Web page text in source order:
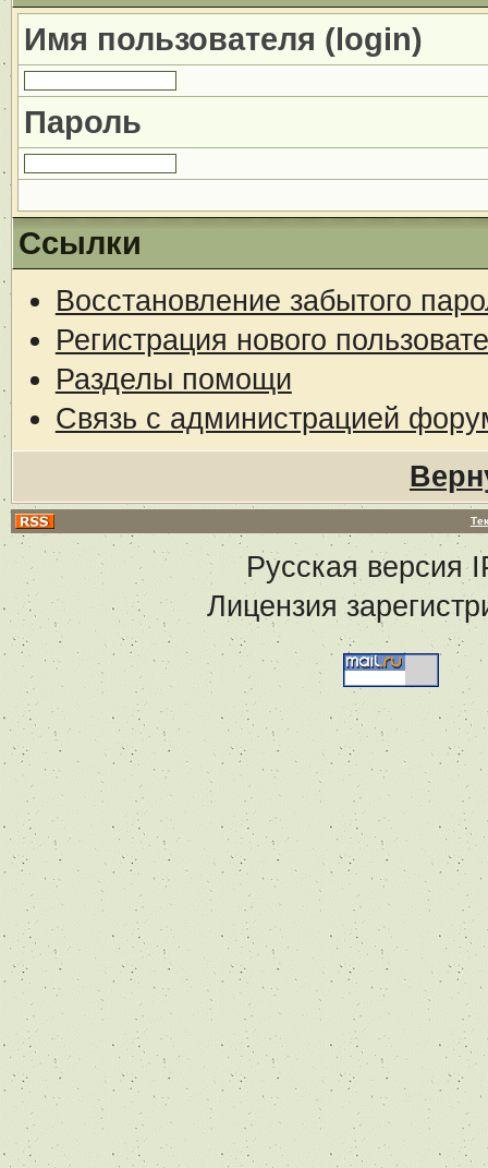
Имя пользователя (login)
Пароль
Ссылки
Восстановление забытого
Регистрация нового
Разделы помощи
Связь с администрацией
Русская версия
Лицензия